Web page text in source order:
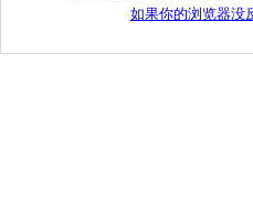
如果你的浏览器没